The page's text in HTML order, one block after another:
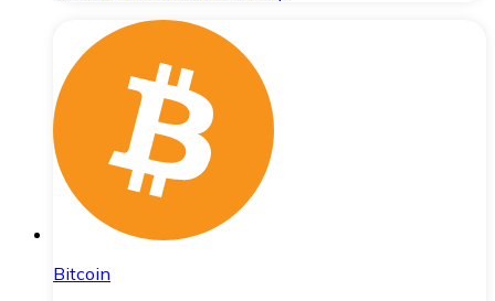
Bitcoin